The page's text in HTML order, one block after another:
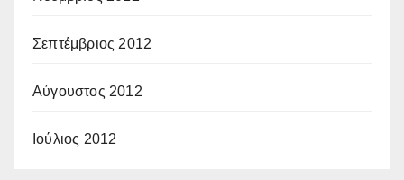
Σεπτέμβριος 2012
Αύγουστος 2012
Ιούλιος 2012